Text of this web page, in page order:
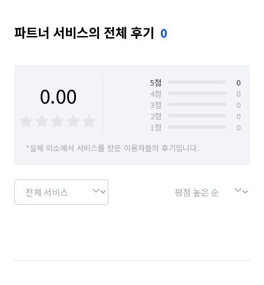
파트너 서비스의 전체 후기 0
0.00 5점
0
4점
0
3점
0
2점
0
1점
0
*실제 미소에서 서비스를 받은 이용자들의 후기입니다.